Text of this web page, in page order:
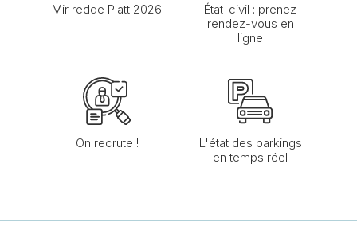
Mir redde Platt 2026
État-civil : prenez
rendez-vous en
ligne
On recrute !
L'état des parkings
en temps réel